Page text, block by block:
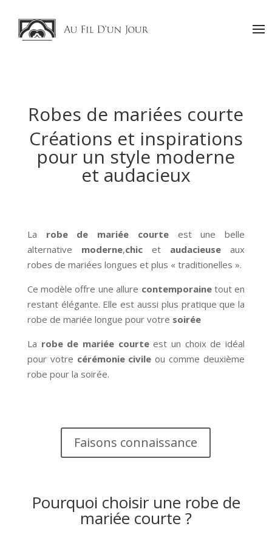
Robes de mariées courte
Créations et inspirations
pour un style moderne
et audacieux
La robe de mariée courteest une belle
alternative moderne,chicet audacieuse aux
robes de mariées longues et plus « traditionelles ».
Ce modèle offre une allure contemporainetout en
restant élégante. Elle est aussi plus pratique que la
robe de mariée longue pour votre soirée
La robe de mariée courteest un choix de idéal
pour votre cérémonie civile ou comme deuxième
robe pour la soirée.
Faisons connaissance
Pourquoi choisir une robe de
mariée courte ?